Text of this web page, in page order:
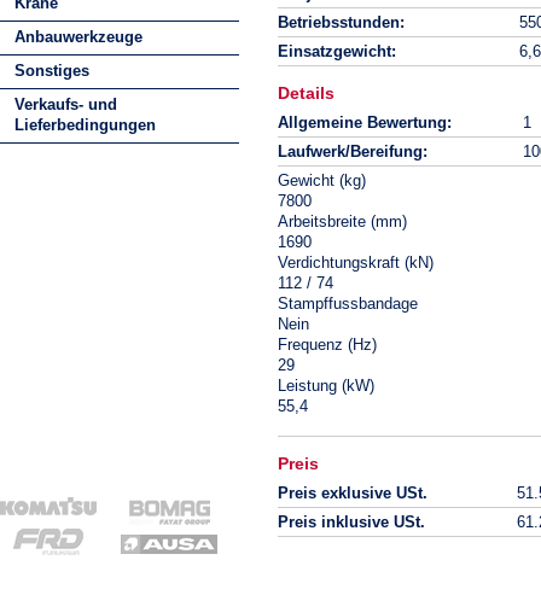
Anbauwerkzeuge
Sonstiges
Verkaufs- und
Lieferbedingungen
Betriebsstunden:
Einsatzgewicht:
Details
Allgemeine Bewertung:
1
Laufwerk/Bereifung:
Gewicht (kg)
7800
Arbeitsbreite (mm)
1690
Verdichtungskraft (kN)
112 / 74
Stampffussbandage
Nein
Frequenz (Hz)
29
Leistung (kW)
55,4
Preis
Preis exklusive USt.
Preis inklusive USt.